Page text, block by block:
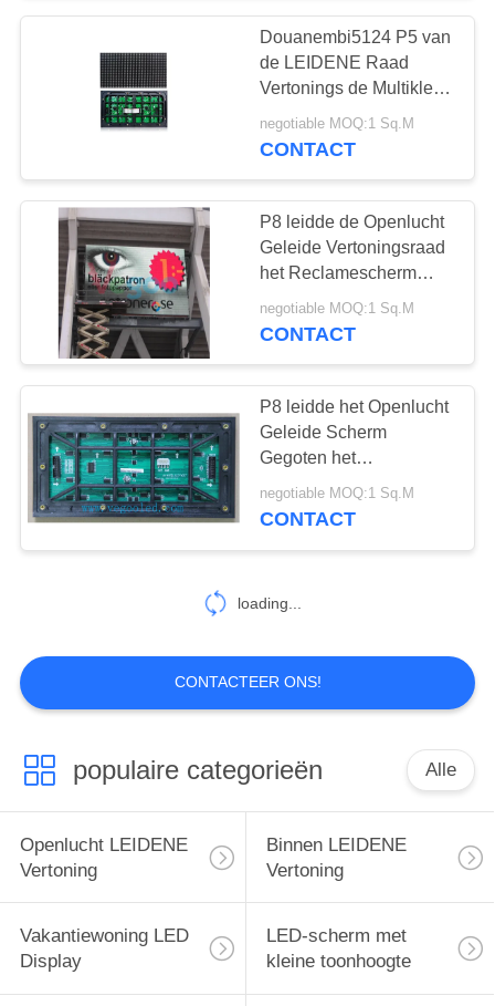
Douanembi5124 P5 van
de LEIDENE Raad
Vertonings de Multikleur
Geleide Vertoning
800CD/㎡
negotiable MOQ:1 Sq.M
CONTACT
P8 leidde de Openlucht
Geleide Vertoningsraad
het Reclamescherm
Winkelcentrum/Luchthaven
negotiable MOQ:1 Sq.M
CONTACT
P8 leidde het Openlucht
Geleide Scherm
Gegoten het
Aluminiumkabinet van
de Vertoningsraad
negotiable MOQ:1 Sq.M
CONTACT
loading...
CONTACTEER ONS!
populaire categorieën Alle
Openlucht LEIDENE
Vertoning
Binnen LEIDENE
Vertoning
Vakantiewoning LED
Display
LED-scherm met
kleine toonhoogte